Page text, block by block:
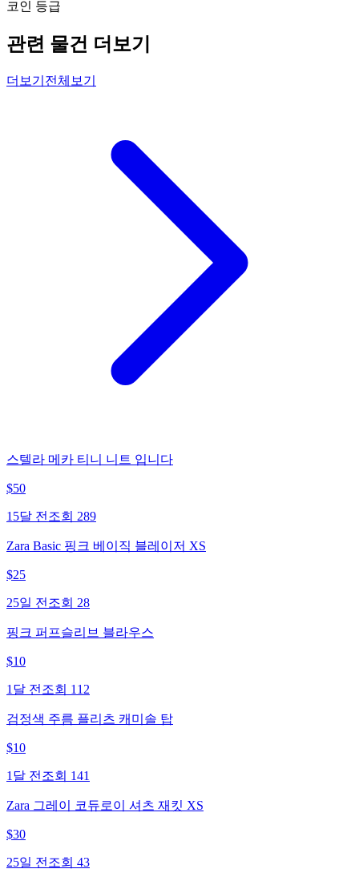
코인 등급
관련 물건 더보기
더보기 전체보기
스텔라 메카 티니 니트 입니다
$50
15달 전 조회 289
Zara Basic 핑크 베이직 블레이저 XS
$25
25일 전 조회 28
핑크 퍼프슬리브 블라우스
$10
1달 전 조회 112
검정색 주름 플리츠 캐미솔 탑
$10
1달 전 조회 141
Zara 그레이 코듀로이 셔츠 재킷 XS
$30
25일 전 조회 43